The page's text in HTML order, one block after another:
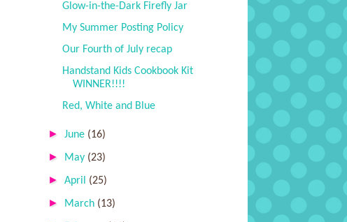
Glow-in-the-Dark Firefly Jar
My Summer Posting Policy
Our Fourth of July recap
Handstand Kids Cookbook Kit
WINNER!!!!
Red, White and Blue
► June (16)
► May (23)
►April (25)
► March (13)